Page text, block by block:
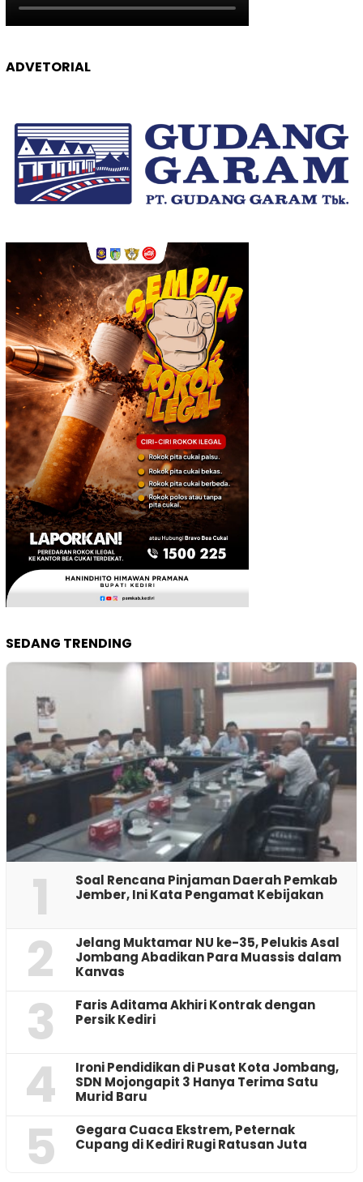
ADVETORIAL
SEDANG TRENDING
1
‎Soal Rencana Pinjaman Daerah Pemkab
Jember, Ini Kata Pengamat Kebijakan ‎
2
Jelang Muktamar NU ke-35, Pelukis Asal
Jombang Abadikan Para Muassis dalam
Kanvas
3
Faris Aditama Akhiri Kontrak dengan
Persik Kediri
4
Ironi Pendidikan di Pusat Kota Jombang,
SDN Mojongapit 3 Hanya Terima Satu
Murid Baru
5
‎Gegara Cuaca Ekstrem, Peternak
Cupang di Kediri Rugi Ratusan Juta